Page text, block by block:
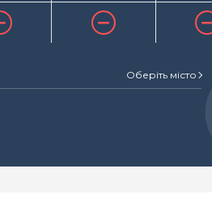
Оберіть місто